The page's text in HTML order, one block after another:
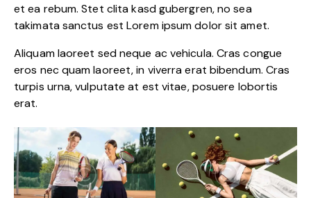
et ea rebum. Stet clita kasd gubergren, no sea
takimata sanctus est Lorem ipsum dolor sit amet.
Aliquam laoreet sed neque ac vehicula. Cras congue
eros nec quam laoreet, in viverra erat bibendum. Cras
turpis urna, vulputate at est vitae, posuere lobortis
erat.